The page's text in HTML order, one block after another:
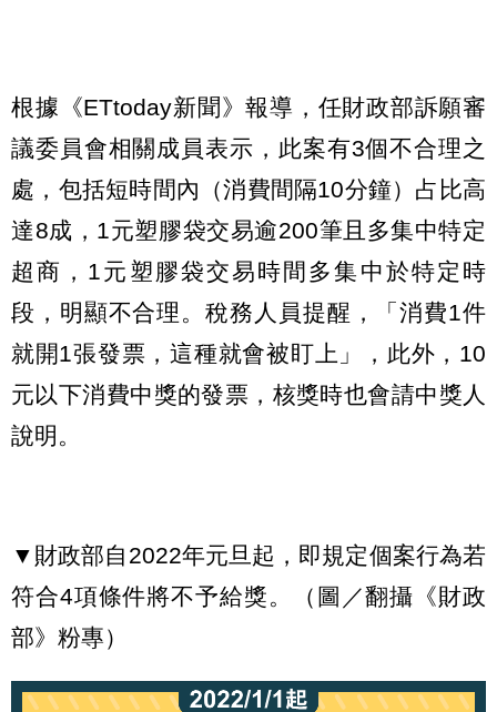
根據《ETtoday新聞》報導，任財政部訴願審
議委員會相關成員表示，此案有3個不合理之
處，包括短時間內（消費間隔10分鐘）占比高
達8成，1元塑膠袋交易逾200筆且多集中特定
超商，1元塑膠袋交易時間多集中於特定時
段，明顯不合理。稅務人員提醒，「消費1件
就開1張發票，這種就會被盯上」，此外，10
元以下消費中獎的發票，核獎時也會請中獎人
說明。
▼財政部自2022年元旦起，即規定個案行為若
符合4項條件將不予給獎。（圖／翻攝《財政
部》粉專）